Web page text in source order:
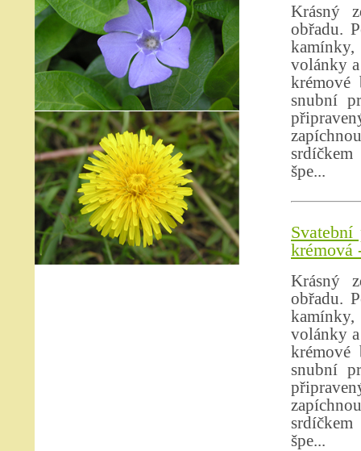
Krásný
obřadu.
kamínky,
volánky
krémové
snubní
špe...
krémová
Krásný
obřadu.
kamínky,
volánky
krémové
snubní
špe...